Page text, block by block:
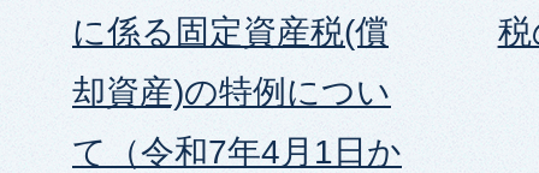
に係る固定資産税(償
却資産)の特例につい
て（令和7年4月1日か